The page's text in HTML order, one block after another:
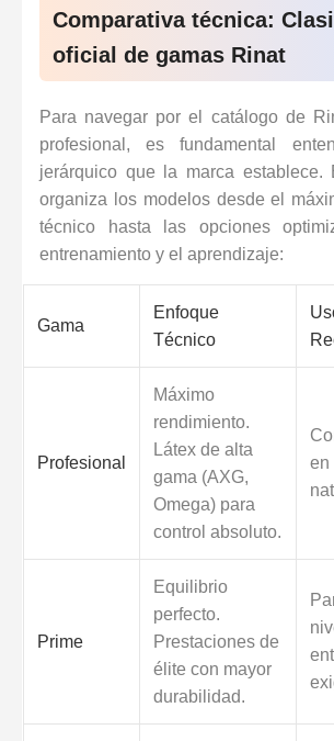
Comparativa técnica:
oficial de gamas Rinat
Para navegar por el catálogo de
profesional, es fundamental
jerárquico que la marca establece.
organiza los modelos desde el
técnico hasta las opciones
entrenamiento y el aprendizaje:
Gama
Enfoque
Técnico
Profesional
Máximo
rendimiento.
Látex de alta
gama (AXG,
Omega) para
control absoluto.
en
Prime
Equilibrio
perfecto.
Prestaciones de
élite con mayor
durabilidad.